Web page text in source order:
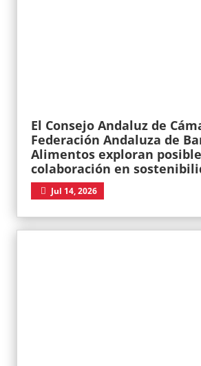
El Consejo Andaluz de
Federación Andaluza de
Alimentos exploran
colaboración en
Jul 14, 2026